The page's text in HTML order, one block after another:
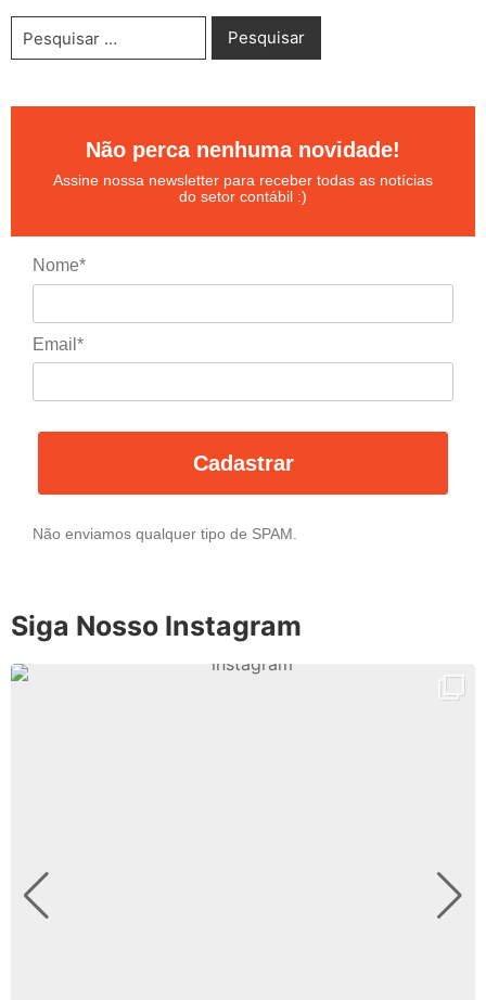
Não perca nenhuma novidade!
Assine nossa newsletter para receber todas as notícias
do setor contábil :)
Nome*
Email*
Cadastrar
Não enviamos qualquer tipo de SPAM.
Siga Nosso Instagram